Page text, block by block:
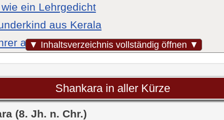
▼ Inhaltsverzeichnis vollständig öffnen ▼
ein Lehrgedicht
aus Kerala
auf Wanderschaft
Vedanta – Die Lehre der Nicht-Zweiheit
Systematiker
Sutra Bhyasa
Shankara in aller Kürze
(8. Jh. n. Chr.)